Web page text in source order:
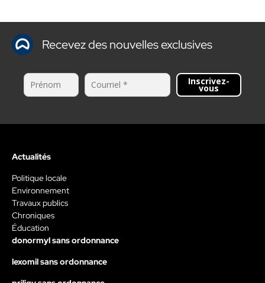
Recevez des nouvelles exclusives
Inscrivez-
vous
Actualités
Politique locale
Environnement
Travaux publics
Chroniques
Éducation
donormyl sans ordonnance
lexomil sans ordonnance